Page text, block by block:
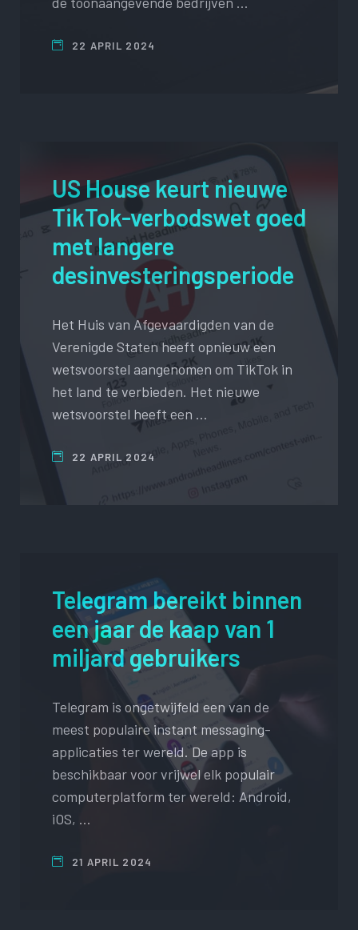
22 APRIL 2024
US House keurt nieuwe
TikTok-verbodswet goed
met langere
desinvesteringsperiode
Het Huis van Afgevaardigden van de
Verenigde Staten heeft opnieuw een
wetsvoorstel aangenomen om TikTok in
het land te verbieden. Het nieuwe
wetsvoorstel heeft een …
22 APRIL 2024
Telegram bereikt binnen
een jaar de kaap van 1
miljard gebruikers
Telegram is ongetwijfeld een van de
meest populaire instant messaging-
applicaties ter wereld. De app is
beschikbaar voor vrijwel elk populair
computerplatform ter wereld: Android,
iOS, …
21 APRIL 2024